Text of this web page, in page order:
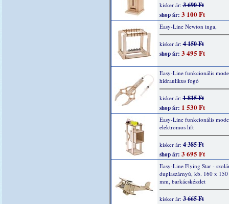
kisker ár:3 690 Ft
shop ár: 3 100 Ft
Easy-Line Newton inga,
kisker ár:4 150 Ft
shop ár: 3 495 Ft
Easy-Line funkcionális
hidraulikus fogó
kisker ár:1 815 Ft
shop ár: 1 530 Ft
Easy-Line funkcionális
elektromos lift
kisker ár:4 385 Ft
shop ár: 3 695 Ft
Easy-Line Flying Star -
duplaszárnyú, kb. 160 x
mm, barkácskészlet
kisker ár:3 665 Ft